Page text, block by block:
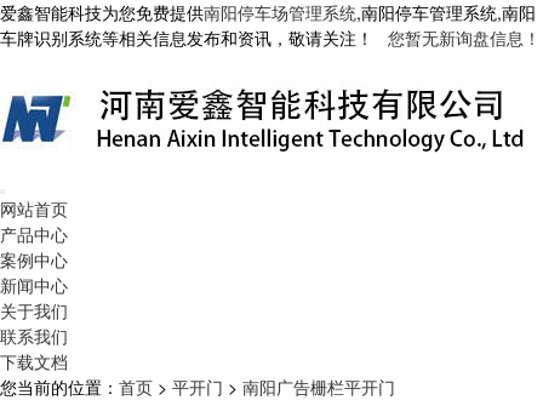
爱鑫智能科技为您免费提供南阳停车场管理系统,南阳停车管理系统,南阳
车牌识别系统等相关信息发布和资讯，敬请关注！ 您暂无新询盘信息！
网站首页
产品中心
案例中心
新闻中心
关于我们
联系我们
下载文档
您当前的位置： 首页 > 平开门 > 南阳广告栅栏平开门